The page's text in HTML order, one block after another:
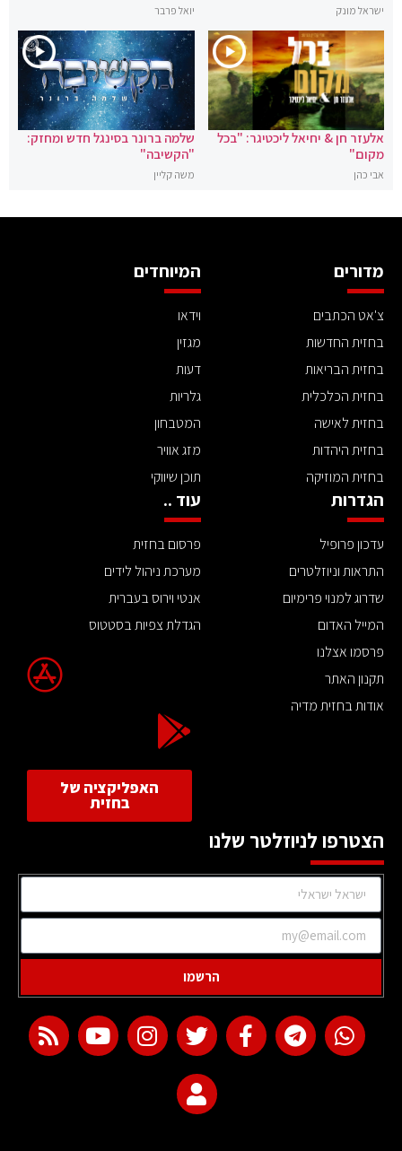
ישראל מונק יואל פרבר
אלעזר חן & יחיאל ליכטיגר: "בכל
מקום"
אבי כהן
שלמה ברונר בסינגל חדש ומחזק:
"הקשיבה"
משה קליין
מדורים
צ'אט הכתבים
בחזית החדשות
בחזית הבריאות
בחזית הכלכלית
בחזית לאישה
בחזית היהדות
בחזית המוזיקה
המיוחדים
וידאו
מגזין
דעות
גלריות
המטבחון
מזג אוויר
תוכן שיווקי
הגדרות
עדכון פרופיל
התראות וניוזלטרים
שדרוג למנוי פרימיום
המייל האדום
פרסמו אצלנו
תקנון האתר
אודות בחזית מדיה
עוד ..
פרסום בחזית
מערכת ניהול לידים
אנטי וירוס בעברית
הגדלת צפיות בסטטוס
האפליקציה של
בחזית
הצטרפו לניוזלטר שלנו
הרשמו